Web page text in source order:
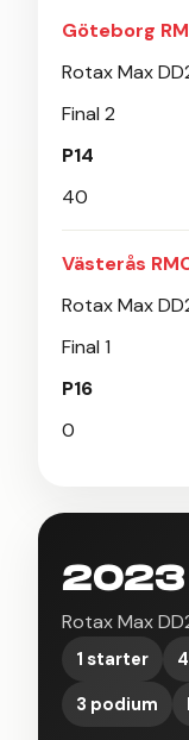
Göteborg
Rotax Max
Final 2
P14
40
Västerås
Rotax Max
Final 1
P16
0
2023
Rotax Max
1 starter
3 podium